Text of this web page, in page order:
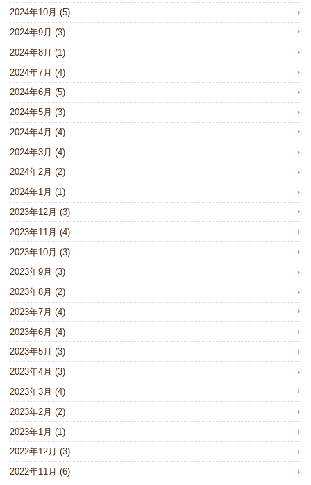
2024年10月 (5)
2024年9月 (3)
2024年8月 (1)
2024年7月 (4)
2024年6月 (5)
2024年5月 (3)
2024年4月 (4)
2024年3月 (4)
2024年2月 (2)
2024年1月 (1)
2023年12月 (3)
2023年11月 (4)
2023年10月 (3)
2023年9月 (3)
2023年8月 (2)
2023年7月 (4)
2023年6月 (4)
2023年5月 (3)
2023年4月 (3)
2023年3月 (4)
2023年2月 (2)
2023年1月 (1)
2022年12月 (3)
2022年11月 (6)